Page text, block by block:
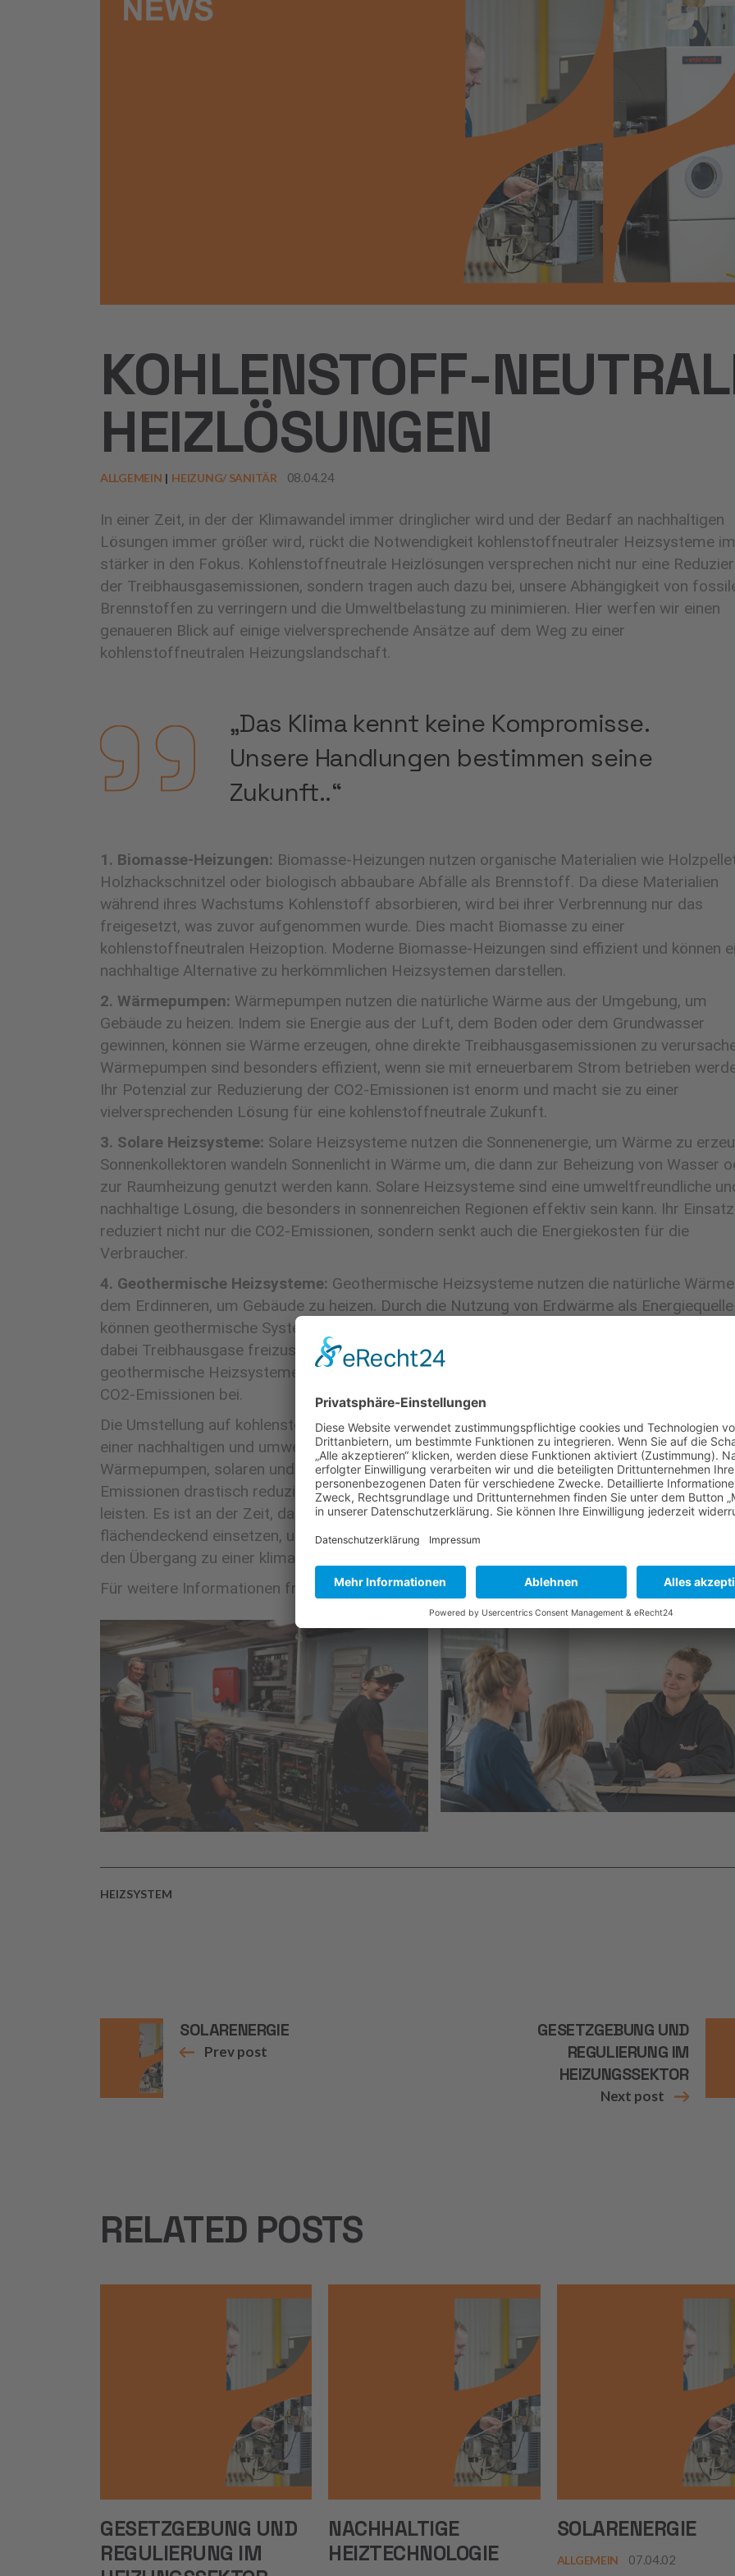
KOHLENSTOFF-
HEIZLÖSUNGEN
ALLGEMEIN HEIZUNG/ SANITÄR 08.04.24
In einer Zeit, in der der Klimawandel immer dringlicher wird und der Bedarf an nachhaltigen
Lösungen immer größer wird, rückt die Notwendigkeit kohlenstoffneutraler Heizsysteme
stärker in den Fokus. Kohlenstoffneutrale Heizlösungen versprechen nicht nur eine
der Treibhausgasemissionen, sondern tragen auch dazu bei, unsere Abhängigkeit von
Brennstoffen zu verringern und die Umweltbelastung zu minimieren. Hier werfen wir einen
genaueren Blick auf einige vielversprechende Ansätze auf dem Weg zu einer
kohlenstoffneutralen Heizungslandschaft.
„Das Klima kennt keine Kompromisse.
Unsere Handlungen bestimmen seine
Zukunft..“
1. Biomasse-Heizungen: Biomasse-Heizungen nutzen organische Materialien wie
Holzhackschnitzel oder biologisch abbaubare Abfälle als Brennstoff. Da diese Materialien
während ihres Wachstums Kohlenstoff absorbieren, wird bei ihrer Verbrennung nur das
freigesetzt, was zuvor aufgenommen wurde. Dies macht Biomasse zu einer
kohlenstoffneutralen Heizoption. Moderne Biomasse-Heizungen sind effizient und können
nachhaltige Alternative zu herkömmlichen Heizsystemen darstellen.
2. Wärmepumpen: Wärmepumpen nutzen die natürliche Wärme aus der Umgebung, um
Gebäude zu heizen. Indem sie Energie aus der Luft, dem Boden oder dem Grundwasser
gewinnen, können sie Wärme erzeugen, ohne direkte Treibhausgasemissionen zu
Wärmepumpen sind besonders effizient, wenn sie mit erneuerbarem Strom betrieben
Ihr Potenzial zur Reduzierung der CO2-Emissionen ist enorm und macht sie zu einer
vielversprechenden Lösung für eine kohlenstoffneutrale Zukunft.
3. Solare Heizsysteme: Solare Heizsysteme nutzen die Sonnenenergie, um Wärme zu
Sonnenkollektoren wandeln Sonnenlicht in Wärme um, die dann zur Beheizung von Wasser
zur Raumheizung genutzt werden kann. Solare Heizsysteme sind eine umweltfreundliche
nachhaltige Lösung, die besonders in sonnenreichen Regionen effektiv sein kann. Ihr Einsatz
reduziert nicht nur die CO2-Emissionen, sondern senkt auch die Energiekosten für die
Verbraucher.
4. Geothermische Heizsysteme: Geothermische Heizsysteme nutzen die natürliche
dem Erdinneren, um Gebäude zu heizen. Durch die Nutzung von Erdwärme als Energiequelle
können geothermische Systeme eine konstante und zuverlässige Wärmeversorgung bieten,
dabei Treibhausgase freizusetzen. Obwohl die Anfangsinvestitionen hoch sein können,
geothermische Heizsysteme langfristige Einsparungen und tragen erheblich zur
CO2-Emissionen bei.
Die Umstellung auf kohlenstoffneutrale Heizlösungen ist ein wichtiger Schritt auf dem Weg
einer nachhaltigen und umweltfreundlichen Zukunft. Durch die Nutzung von Biomasse,
Wärmepumpen, solaren und geothermischen Heizsystemen können wir nicht nur unsere
Emissionen drastisch reduzieren, sondern auch einen bedeutenden Beitrag zum
leisten. Es ist an der Zeit, dass wir diese innovativen Technologien weiterentwickeln und
flächendeckend einsetzen, um eine Kohlenstoffneutrale Heizungslandschaft zu schaffen
den Übergang zu einer klimafreundlichen Gesellschaft zu beschleunigen.
Für weitere Informationen fragen Sie uns einfach, wir helfen Ihnen gern.
HEIZSYSTEM
SOLARENERGIE
Prev post
GESETZGEBUNG UND
REGULIERUNG IM
HEIZUNGSSEKTOR
Next post
RELATED POSTS
GESETZGEBUNG UND
REGULIERUNG IM
NACHHALTIGE
HEIZTECHNOLOGIE
SOLARENERGIE
ALLGEMEIN 07.04.02